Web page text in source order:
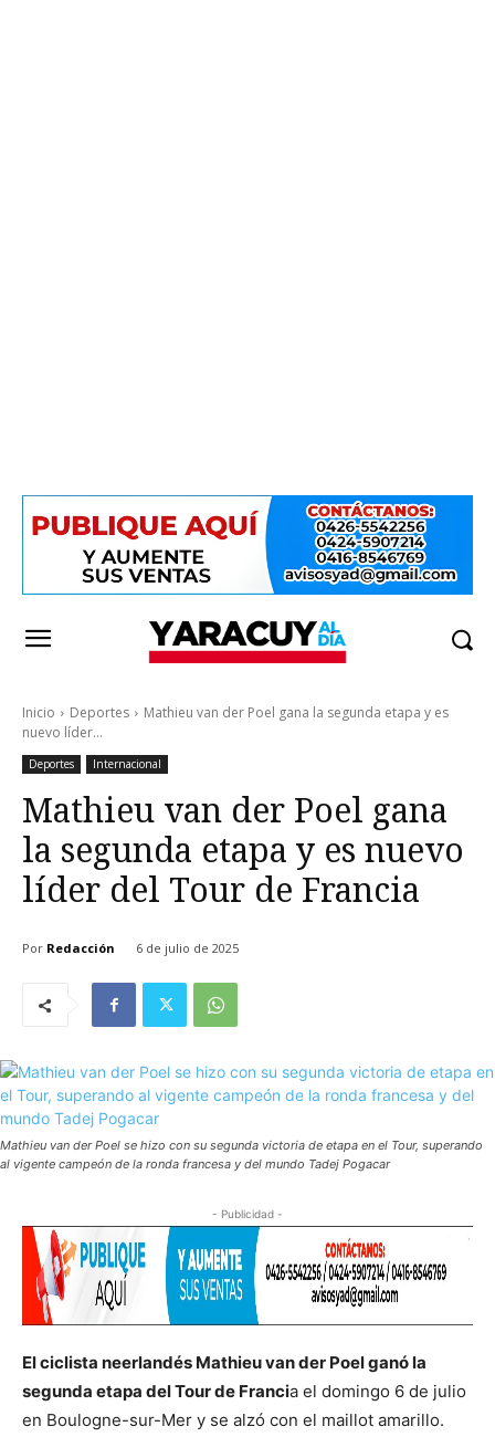
Inicio Deportes
Mathieu van der Poel gana la segunda etapa y es
nuevo líder...
Deportes Internacional
Mathieu van der Poel gana
la segunda etapa y es nuevo
líder del Tour de Francia
Por Redacción 6 de julio de 2025
Mathieu van der Poel se hizo con su segunda victoria de etapa en el Tour, superando
al vigente campeón de la ronda francesa y del mundo Tadej Pogacar
- Publicidad -
El ciclista neerlandés Mathieu van der Poel ganó la
segunda etapa del Tour de Francia el domingo 6 de julio
en Boulogne-sur-Mer y se alzó con el maillot amarillo.